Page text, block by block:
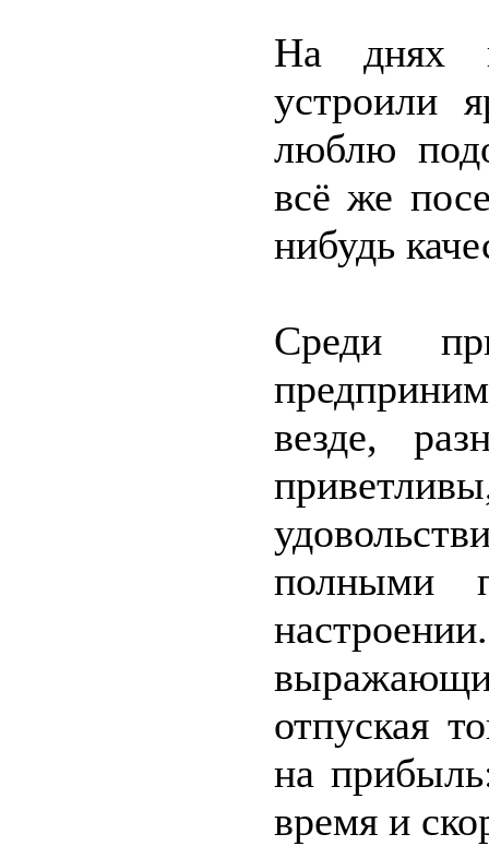
На днях
устроили
люблю
всё же
нибудь
Среди
везде,
полными
отпуская
на
время и